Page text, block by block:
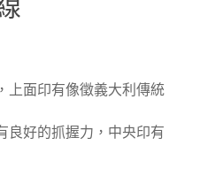
上面印有像徵義大利傳統
良好的抓握力，中央印有